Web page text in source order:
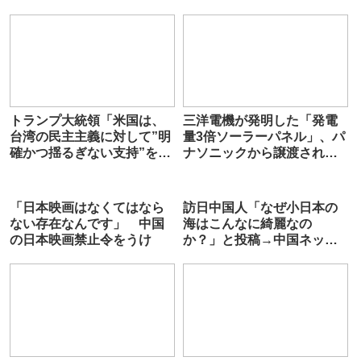
トランプ大統領「米国は、
台湾の民主主義に対して”明
確かつ揺るぎない支持”をす
三洋電機が発明した「発電
量3倍ソーラーパネル」、パ
ナソニックから譲渡された
「日本映画はなくてはなら
ない存在なんです」 中国
の日本映画禁止令をうけ
訪日中国人「なぜ小日本の
海はこんなに綺麗なの
か？」と投稿→中国ネット